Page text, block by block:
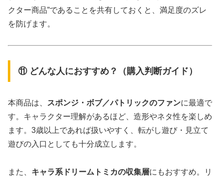
クター商品”であることを共有しておくと、満足度のズレ
を防げます。
⑪ どんな人におすすめ？（購入判断ガイド）
本商品は、 スポンジ・ボブ／パトリックのファンに最適で
す。キャラクター理解があるほど、造形やネタ性を楽しめ
ます。3歳以上であれば扱いやすく、転がし遊び・見立て
遊びの入口としても十分成立します。
また、 キャラ系ドリームトミカの収集層にもおすすめ。リ